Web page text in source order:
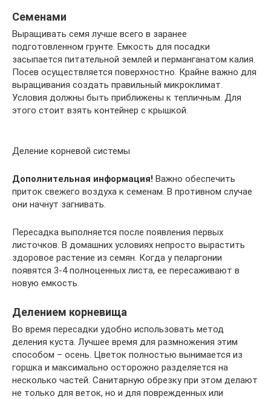
Семенами
Выращивать семя лучше всего в заранее
подготовленном грунте. Емкость для посадки
засыпается питательной землей и перманганатом калия.
Посев осуществляется поверхностно. Крайне важно для
выращивания создать правильный микроклимат.
Условия должны быть приближены к тепличным. Для
этого стоит взять контейнер с крышкой.
Деление корневой системы
Дополнительная информация! Важно обеспечить
приток свежего воздуха к семенам. В противном случае
они начнут загнивать.
Пересадка выполняется после появления первых
листочков. В домашних условиях непросто вырастить
здоровое растение из семян. Когда у пеларгонии
появятся 3-4 полноценных листа, ее пересаживают в
новую емкость.
Делением корневища
Во время пересадки удобно использовать метод
деления куста. Лучшее время для размножения этим
способом – осень. Цветок полностью вынимается из
горшка и максимально осторожно разделяется на
несколько частей. Санитарную обрезку при этом делают
не только для веток, но и для поврежденных или